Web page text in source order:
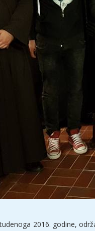
2016. godine,